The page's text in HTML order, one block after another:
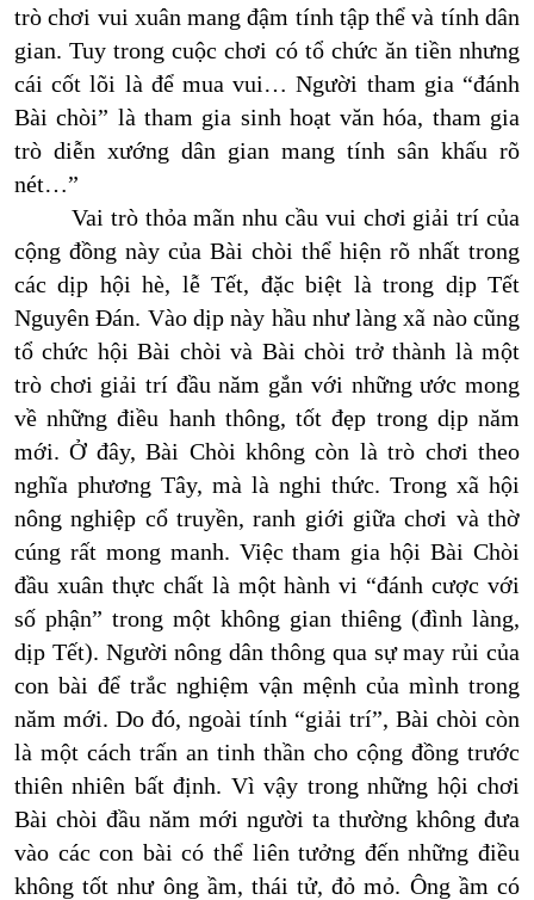
trò chơi vui xuân mang đậm tính tập thể và tính dân
gian. Tuy trong cuộc chơi có tổ chức ăn tiền nhưng
cái cốt lõi là để mua vui… Người tham gia “đánh
Bài chòi” là tham gia sinh hoạt văn hóa, tham gia
trò diễn xướng dân gian mang tính sân khấu rõ
nét…”
Vai trò thỏa mãn nhu cầu vui chơi giải trí của
cộng đồng này của Bài chòi thể hiện rõ nhất trong
các dịp hội hè, lễ Tết, đặc biệt là trong dịp Tết
Nguyên Đán. Vào dịp này hầu như làng xã nào cũng
tổ chức hội Bài chòi và Bài chòi trở thành là một
trò chơi giải trí đầu năm gắn với những ước mong
về những điều hanh thông, tốt đẹp trong dịp năm
mới. Ở đây, Bài Chòi không còn là trò chơi theo
nghĩa phương Tây, mà là nghi thức. Trong xã hội
nông nghiệp cổ truyền, ranh giới giữa chơi và thờ
cúng rất mong manh. Việc tham gia hội Bài Chòi
đầu xuân thực chất là một hành vi “đánh cược với
số phận” trong một không gian thiêng (đình làng,
dịp Tết). Người nông dân thông qua sự may rủi của
con bài để trắc nghiệm vận mệnh của mình trong
năm mới. Do đó, ngoài tính “giải trí”, Bài chòi còn
là một cách trấn an tinh thần cho cộng đồng trước
thiên nhiên bất định. Vì vậy trong những hội chơi
Bài chòi đầu năm mới người ta thường không đưa
vào các con bài có thể liên tưởng đến những điều
không tốt như ông ầm, thái tử, đỏ mỏ. Ông ầm có